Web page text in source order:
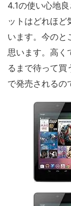
4.1の使い心地
ットはどれほど
います。今のと
思います。高く
るまで待って買
で発売されるの